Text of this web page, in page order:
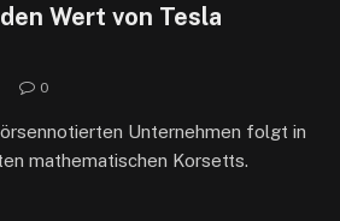
Wert von Tesla
0
Unternehmen folgt in
mathematischen Korsetts.